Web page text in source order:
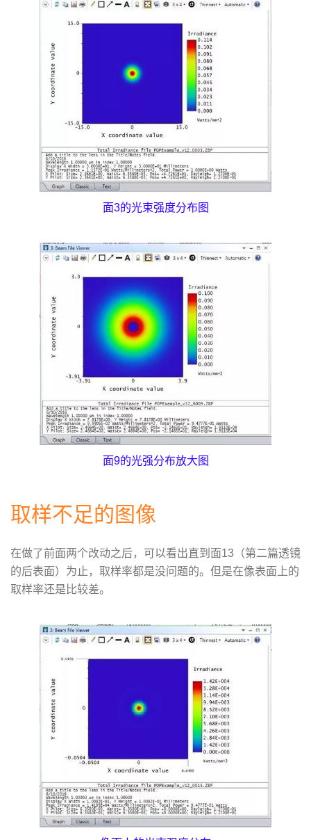
面3的光束强度分布图
面9的光强分布放大图
取样不足的图像
在做了前面两个改动之后，可以看出直到面13（第二篇透镜
的后表面）为止，取样率都是没问题的。但是在像表面上的
取样率还是比较差。